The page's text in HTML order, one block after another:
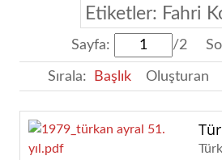
Etiketler: Fahri
Sayfa: /2
Sırala: Başlık Oluşturan